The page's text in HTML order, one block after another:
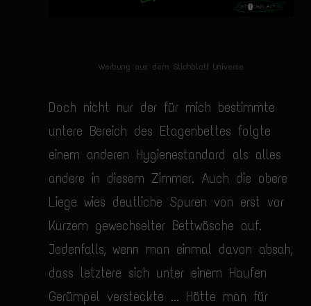
Werbung aus dem Stichblatt Universe
Doch nicht nur der für mich bestimmte
untere Bereich des Etagenbettes folgte
einem anderen Hygienestandard als alles
andere in diesem Zimmer. Auch die obere
Liege wies deutliche Spuren von erst vor
Kurzem gewechselter Bettwäsche auf.
Jedenfalls, wenn man einmal davon absah,
dass letztere sich unter einem Haufen
Gerümpel versteckte ... Hätte man für